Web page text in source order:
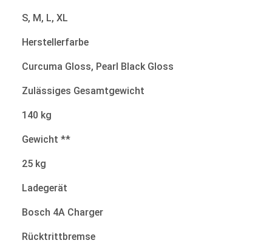
S, M, L, XL
Herstellerfarbe
Curcuma Gloss, Pearl Black Gloss
Zulässiges Gesamtgewicht
140 kg
Gewicht **
25 kg
Ladegerät
Bosch 4A Charger
Rücktrittbremse